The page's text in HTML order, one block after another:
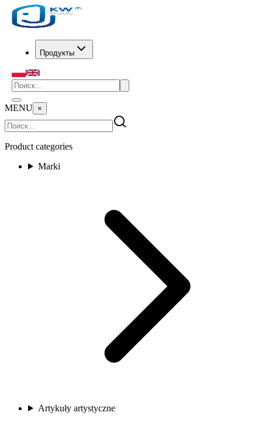
Продукты
MENU ×
Product categories
Marki
Artykuły artystyczne